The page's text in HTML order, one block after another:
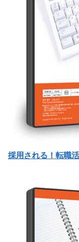
採用される！転職